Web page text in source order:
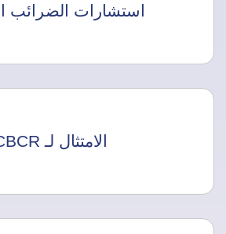
استشارات الضرائب
الامتثال لـ CBCR